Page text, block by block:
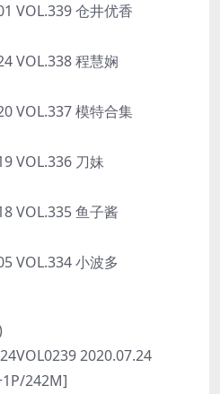
VOL.339 仓井优香
VOL.338 程慧娴
VOL.337 模特合集
VOL.336 刀妹
VOL.335 鱼子酱
VOL.334 小波多
2020.07.24
242M]